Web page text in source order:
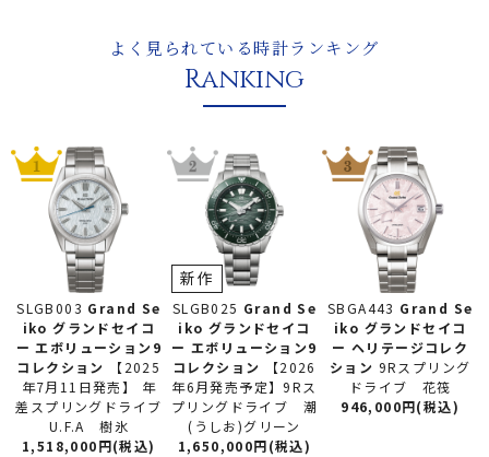
よく見られている時計ランキング
Ranking
SLGB003 Grand Se
iko グランドセイコ
ー エボリューション9
コレクション
【2025
年7月11日発売】 年
差スプリングドライブ
U.F.A 樹氷
1,518,000円(税込)
SLGB025 Grand Se
iko グランドセイコ
ー エボリューション9
コレクション
【2026
年6月発売予定】9Rス
プリングドライブ 潮
(うしお)グリーン
新作
1,650,000円(税込)
SBGA443 Grand Se
iko グランドセイコ
ー ヘリテージコレク
ション 9Rスプリング
ドライブ 花筏
946,000円(税込)